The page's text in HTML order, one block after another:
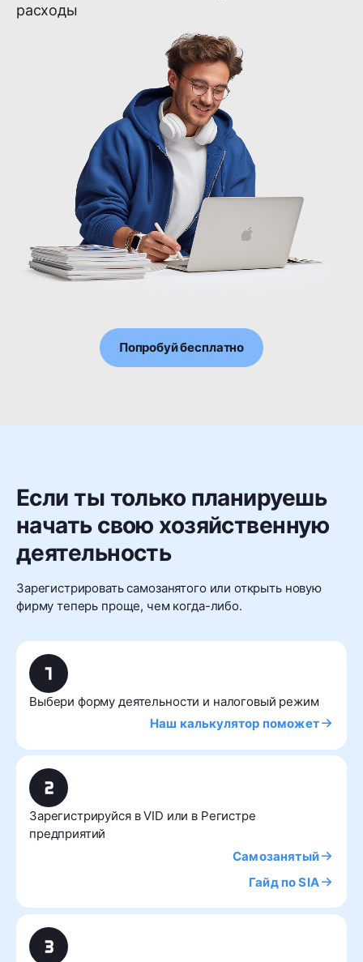
расходы
Попробуй бесплатно
Если ты только планируешь
начать свою хозяйственную
деятельность
Зарегистрировать самозанятого или открыть новую
фирму теперь проще, чем когда-либо.
Выбери форму деятельности и налоговый режим
Наш калькулятор поможет
Зарегистрируйся в VID или в Регистре
предприятий
Самозанятый
Гайд по SIA